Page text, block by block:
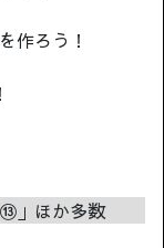
作ろう！
」ほか多数